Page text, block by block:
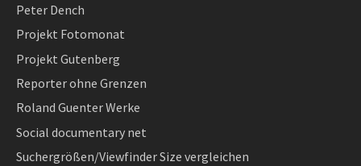
Peter Dench
Projekt Fotomonat
Projekt Gutenberg
Reporter ohne Grenzen
Roland Guenter Werke
Social documentary net
Suchergrößen/Viewfinder Size vergleichen